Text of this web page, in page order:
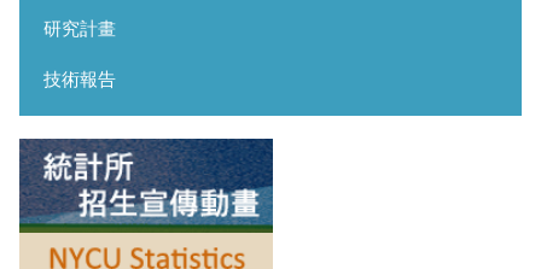
研究計畫
技術報告